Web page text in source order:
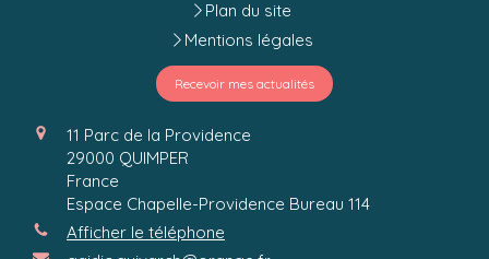
Plan du site
Mentions légales
Recevoir mes actualités
11 Parc de la Providence
29000 QUIMPER
France
Espace Chapelle-Providence Bureau 114
Afficher le téléphone